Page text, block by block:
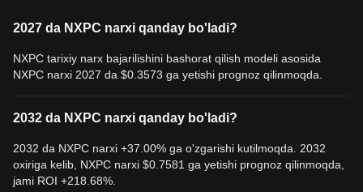
2027 da NXPC narxi qanday bo'ladi?
NXPC tarixiy narx bajarilishini bashorat qilish modeli asosida
NXPC narxi 2027 da $0.3573 ga yetishi prognoz qilinmoqda.
2032 da NXPC narxi qanday bo'ladi?
2032 da NXPC narxi +37.00% ga o'zgarishi kutilmoqda. 2032
oxiriga kelib, NXPC narxi $0.7581 ga yetishi prognoz qilinmoqda,
jami ROI +218.68%.